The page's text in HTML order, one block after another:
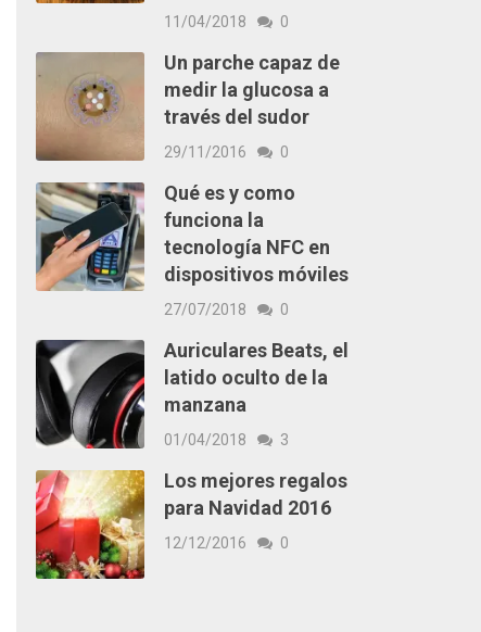
11/04/2018 0
Un parche capaz de
medir la glucosa a
través del sudor
29/11/2016 0
Qué es y como
funciona la
tecnología NFC en
dispositivos móviles
27/07/2018 0
Auriculares Beats, el
latido oculto de la
manzana
01/04/2018 3
Los mejores regalos
para Navidad 2016
12/12/2016 0